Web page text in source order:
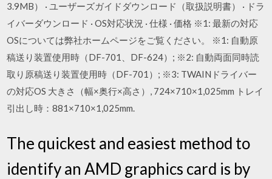
3.9MB） · ユーザーズガイドダウンロード（取扱説明書） · ドラ
イバーダウンロード · OS対応状況 · 仕様 · 価格 ※1: 最新の対応
OSについては弊社ホームページをご覧ください。 ※1: 自動原
稿送り装置使用時（DF-701、DF-624）; ※2: 自動両面同時読
取り原稿送り装置使用時（DF-701）; ※3: TWAINドライバー
の対応OS 大きさ（幅×奥行×高さ）, 724×710×1,025mm トレイ
引出し時：881×710×1,025mm.
The quickest and easiest method to
identify an AMD graphics card is by